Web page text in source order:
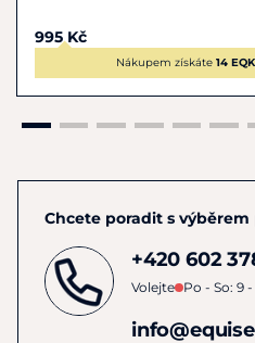
995 Kč
Nákupem získáte14 EQK
Chcete poradit s
+420 602
Volejte Po - So: 9